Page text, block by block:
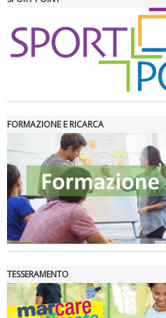
Ddl Lobby, Uisp: “Il Parlamento
FORMAZIONE E RICARCA
TESSERAMENTO